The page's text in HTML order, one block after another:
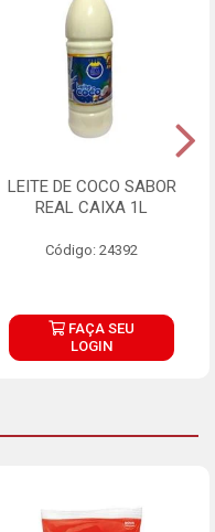
LEITE DE COCO SABOR
REAL CAIXA 1L
Código: 24392
FAÇA SEU
LOGIN